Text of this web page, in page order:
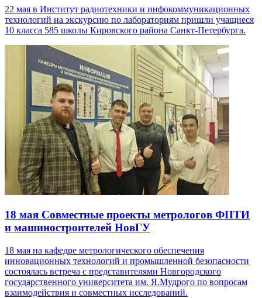
22 мая в Институт радиотехники и инфокоммуникационных
технологий на экскурсию по лабораториям пришли учащиеся
10 класса 585 школы Кировского района Санкт-Петербурга.
18 мая Совместные проекты метрологов ФПТИ
и машиностроителей НовГУ
18 мая на кафедре метрологического обеспечения
инновационных технологий и промышленной безопасности
состоялась встреча с представителями Новгородского
государственного университета им. Я.Мудрого по вопросам
взаимодействия и совместных исследований.